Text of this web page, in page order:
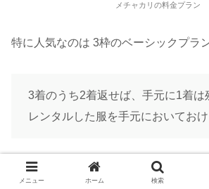
メチャカリの料金プラン
特に人気なのは 3枠のベーシックプラン
3着のうち2着返せば、手元に1着は
レンタルした服を手元においておけ
また、初月を割引で試せる招待コード
メニュー ホーム 検索